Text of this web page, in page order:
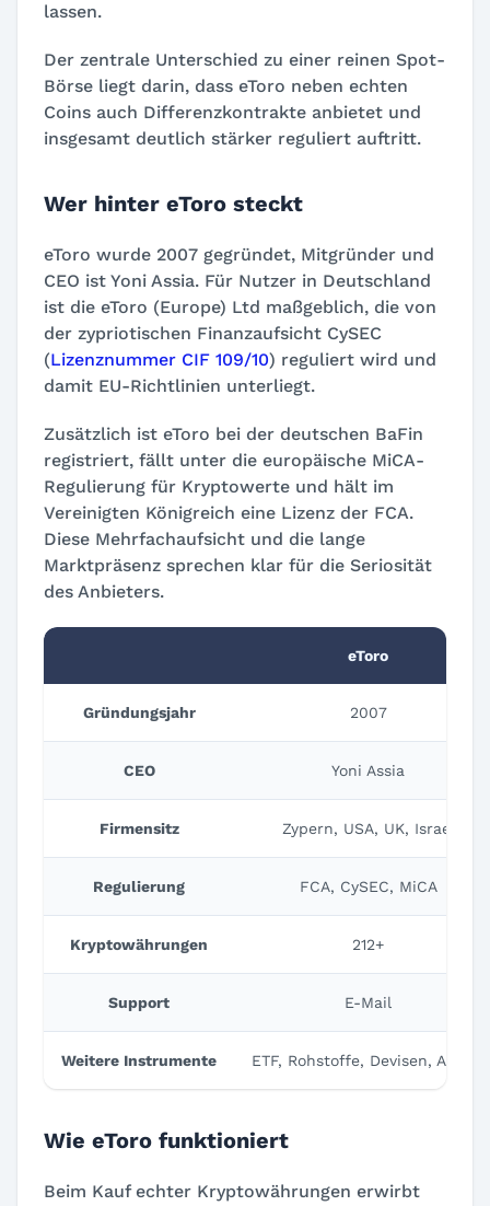
lassen.
Der zentrale Unterschied zu einer reinen Spot-
Börse liegt darin, dass eToro neben echten
Coins auch Differenzkontrakte anbietet und
insgesamt deutlich stärker reguliert auftritt.
Wer hinter eToro steckt
eToro wurde 2007 gegründet, Mitgründer und
CEO ist Yoni Assia. Für Nutzer in Deutschland
ist die eToro (Europe) Ltd maßgeblich, die von
der zypriotischen Finanzaufsicht CySEC
(Lizenznummer CIF 109/10) reguliert wird und
damit EU-Richtlinien unterliegt.
Zusätzlich ist eToro bei der deutschen BaFin
registriert, fällt unter die europäische MiCA-
Regulierung für Kryptowerte und hält im
Vereinigten Königreich eine Lizenz der FCA.
Diese Mehrfachaufsicht und die lange
Marktpräsenz sprechen klar für die Seriosität
des Anbieters.
eToro
Gründungsjahr 2007
CEO Yoni Assia
Firmensitz Zypern, USA, UK, Israel
Regulierung FCA, CySEC, MiCA
Kryptowährungen 212+
Support E-Mail
Weitere Instrumente ETF, Rohstoffe, Devisen, Aktien
Wie eToro funktioniert
Beim Kauf echter Kryptowährungen erwirbt